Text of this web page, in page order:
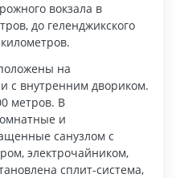
вокзала в
до геленджикского
на
с внутренним двориком.
метров. В
и
санузлом с
электрочайником,
сплит-система,